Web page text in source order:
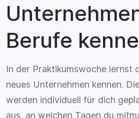
Berufe
In der Praktikumswoche lernst
neues Unternehmen kennen.
werden individuell für dich
aus, an welchen Tagen du